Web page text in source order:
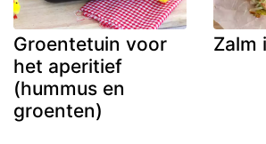
Groentetuin voor
het aperitief
(hummus en
groenten)
Zalm